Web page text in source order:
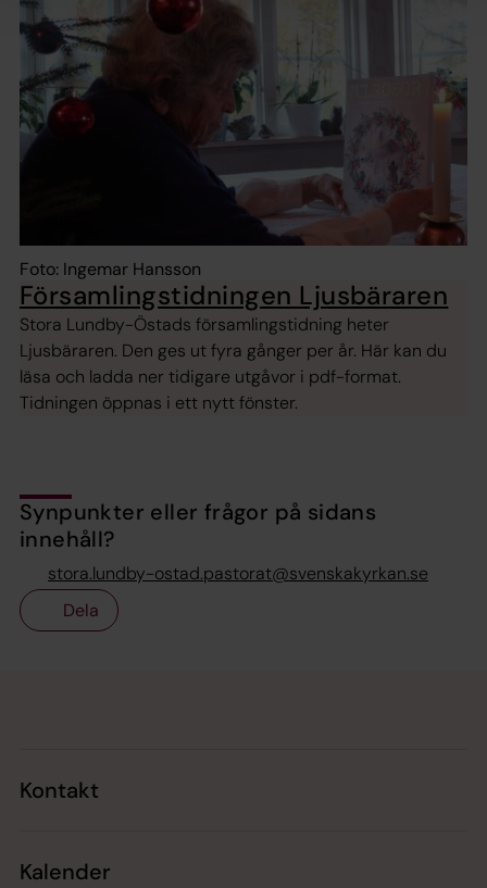
Foto: Ingemar Hansson
Församlingstidningen Ljusbäraren
Stora Lundby-Östads församlingstidning heter
Ljusbäraren. Den ges ut fyra gånger per år. Här kan du
läsa och ladda ner tidigare utgåvor i pdf-format.
Tidningen öppnas i ett nytt fönster.
Synpunkter eller frågor på sidans
innehåll?
stora.lundby-ostad.pastorat@svenskakyrkan.se
Dela
Kontakt
Kalender